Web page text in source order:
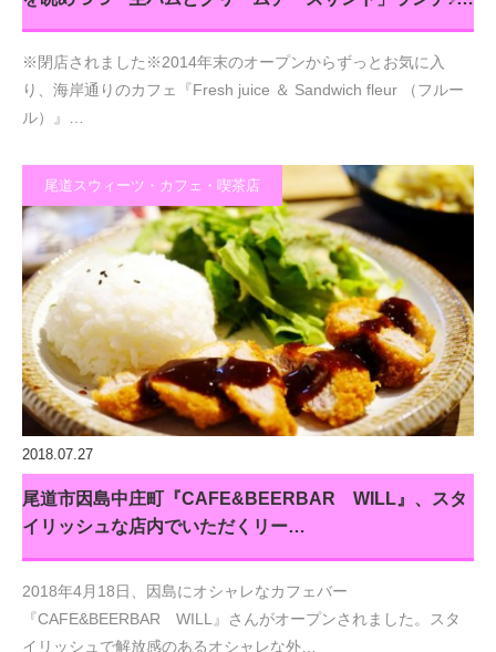
※閉店されました※2014年末のオープンからずっとお気に入
り、海岸通りのカフェ『Fresh juice ＆ Sandwich fleur （フルー
ル）』…
尾道スウィーツ・カフェ・喫茶店
2018.07.27
尾道市因島中庄町『CAFE&BEERBAR WILL』、スタ
イリッシュな店内でいただくリー…
2018年4月18日、因島にオシャレなカフェバー
『CAFE&BEERBAR WILL』さんがオープンされました。スタ
イリッシュで解放感のあるオシャレな外…